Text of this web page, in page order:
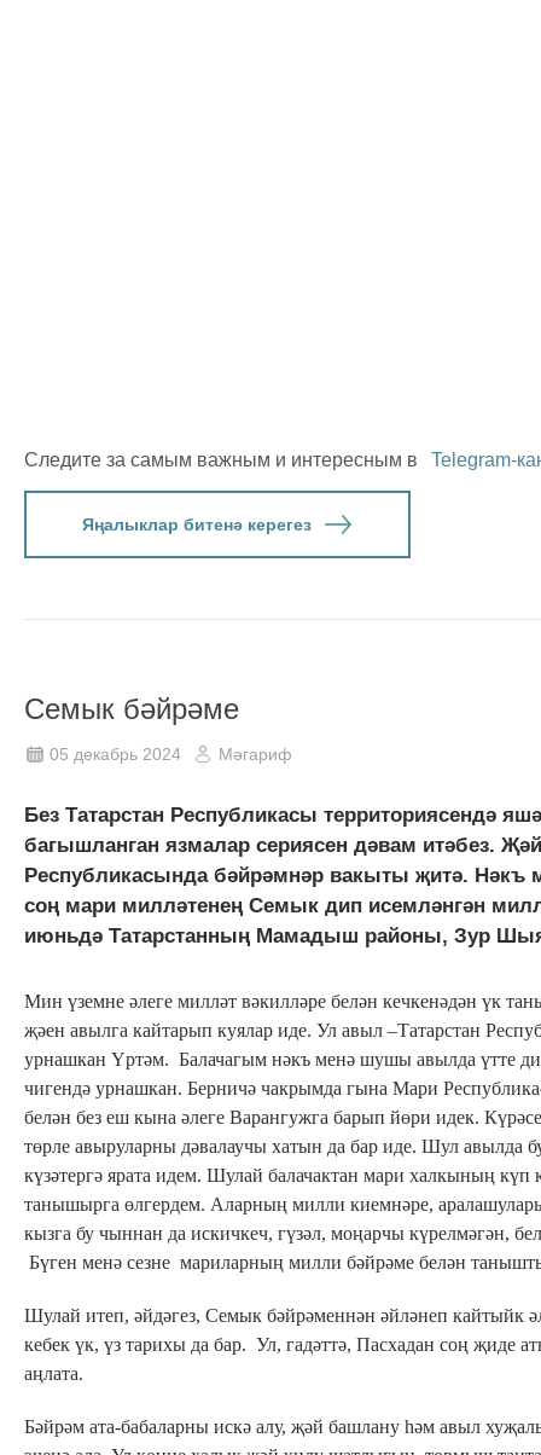
Следите за самым важным и интересным в Telegram-
Яңалыклар битенә керегез
Семык бәйрәме
05 декабрь 2024 Мәгариф
Без Татарстан Республикасы территориясендә
багышланган язмалар сериясен дәвам итәбез.
Республикасында бәйрәмнәр вакыты җитә. Нәкъ
соң мари милләтенең Семык дип исемләнгән
июньдә Татарстанның Мамадыш районы, Зур
Мин үземне әлеге милләт вәкилләре белән кечкенәдән үк
җәен авылга кайтарып куялар иде. Ул авыл –Татарстан
урнашкан Үртәм. Балачагым нәкъ менә шушы авылда үтте
чигендә урнашкан. Берничә чакрымда гына Мари
белән без еш кына әлеге Варангужга барып йөри идек.
төрле авыруларны дәвалаучы хатын да бар иде. Шул авылда
күзәтергә ярата идем. Шулай балачактан мари халкының күп
танышырга өлгердем. Аларның милли киемнәре,
кызга бу чыннан да искичкеч, гүзәл, моңарчы күрелмәгән,
Бүген менә сезне мариларның милли бәйрәме белән
Шулай итеп, әйдәгез, Семык бәйрәменнән әйләнеп кайтыйк
кебек үк, үз тарихы да бар. Ул, гадәттә, Пасхадан соң җиде
аңлата.
Бәйрәм ата-бабаларны искә алу, җәй башлану һәм авыл